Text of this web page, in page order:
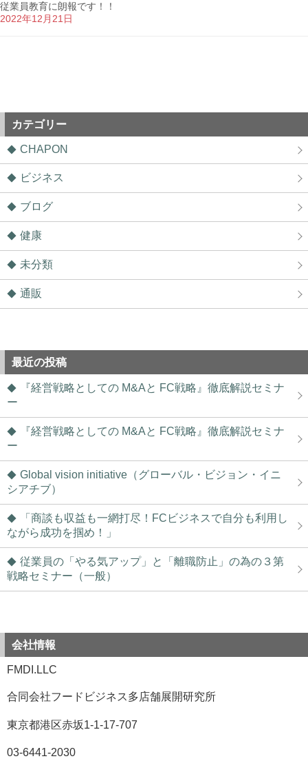
従業員教育に朗報です！！
2022年12月21日
カテゴリー
CHAPON
ビジネス
ブログ
健康
未分類
通販
最近の投稿
『経営戦略としての M&Aと FC戦略』徹底解説セミナ
ー
『経営戦略としての M&Aと FC戦略』徹底解説セミナ
ー
Global vision initiative（グローバル・ビジョン・イニ
シアチブ）
「商談も収益も一網打尽！FCビジネスで自分も利用し
ながら成功を掴め！」
従業員の「やる気アップ」と「離職防止」の為の３第
戦略セミナー（一般）
会社情報
FMDI.LLC
合同会社フードビジネス多店舗展開研究所
東京都港区赤坂1-1-17-707
03-6441-2030